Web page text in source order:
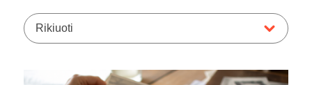
Rikiuoti